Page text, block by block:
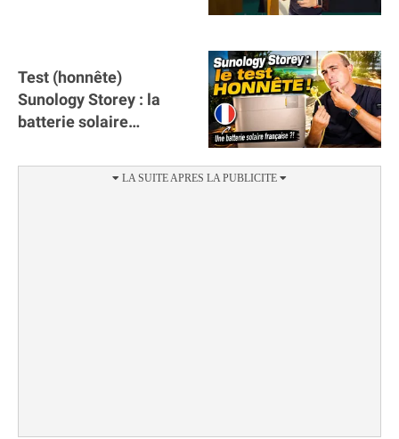
Test (honnête)
Sunology Storey : la
batterie solaire